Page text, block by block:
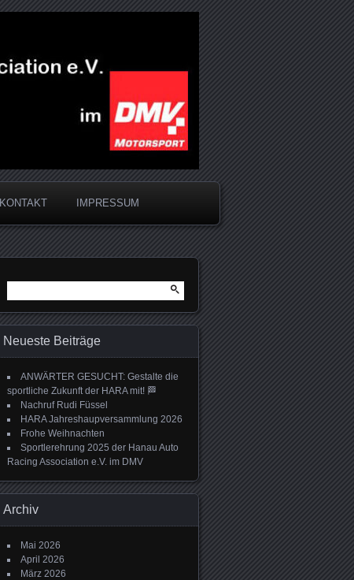
KONTAKT IMPRESSUM
nach:
Neueste Beiträge
ANWÄRTER GESUCHT: Gestalte die
sportliche Zukunft der HARA mit! 🏁
Nachruf Rudi Füssel
HARA Jahreshaupversammlung 2026
Frohe Weihnachten
Sportlerehrung 2025 der Hanau Auto
Racing Association e.V. im DMV
Archiv
Mai 2026
April 2026
März 2026